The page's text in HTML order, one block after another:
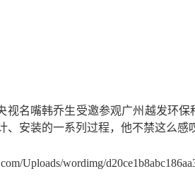
视名嘴韩乔生受邀参观广州越发环
、安装的一系列过程，他不禁这么感